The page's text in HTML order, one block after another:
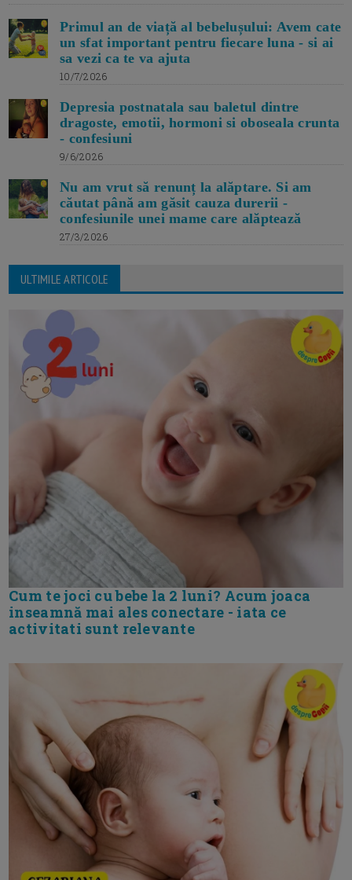
Primul an de viață al bebelușului: Avem cate
un sfat important pentru fiecare luna - si ai
sa vezi ca te va ajuta
10/7/2026
Depresia postnatala sau baletul dintre
dragoste, emotii, hormoni si oboseala crunta
- confesiuni
9/6/2026
Nu am vrut să renunț la alăptare. Si am
căutat până am găsit cauza durerii -
confesiunile unei mame care alăptează
27/3/2026
ULTIMILE ARTICOLE
Cum te joci cu bebe la 2 luni? Acum joaca
inseamnă mai ales conectare - iata ce
activitati sunt relevante